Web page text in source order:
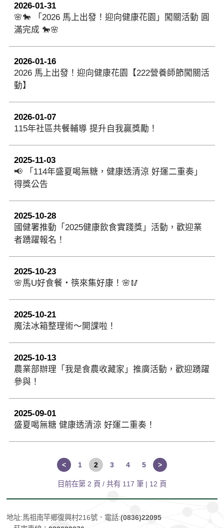
2026-01-31
🌸🐎 「2026 馬上出發！迎向健康花園」闖關活動 圓
滿完成 🐎🌸
2026-01-16
2026 馬上出發！迎向健康花園【222營養師節闖關活
動】
2026-01-07
115年社區共餐輔導 提升自我贏獎勵！
2025-11-03
📢 「114年盛夏喝無糖，健康透清涼 好運二重奏」
得獎公告
2025-10-28
國健署推動「2025健康飲食實踐獎」活動，歡迎業
者踴躍報名！
2025-10-23
🌸馬U好食餐・筷來集好康！🌸🥢
2025-10-21
魔法冰箱整理術～開課啦！
2025-10-13
農業部辦理「我是食農收藏家」推廣活動，歡迎踴躍
參與！
2025-09-01
盛夏喝無糖 健康透清涼 好運二重奏！
< 1 2 3 4 5 >
目前在第 2 頁 / 共有117 筆 | 12 頁
地址:馬祖南竿鄉復興村216號 ．電話:(0836)22095